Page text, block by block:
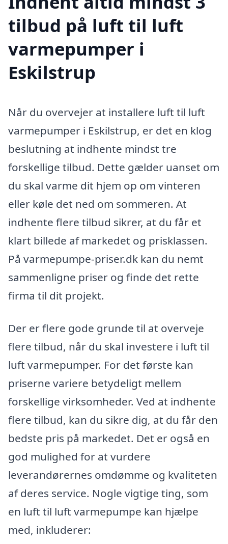
tilbud på luft til luft
varmepumper i
Eskilstrup
Når du overvejer at installere luft til luft
varmepumper i Eskilstrup, er det en klog
beslutning at indhente mindst tre
forskellige tilbud. Dette gælder uanset om
du skal varme dit hjem op om vinteren
eller køle det ned om sommeren. At
indhente flere tilbud sikrer, at du får et
klart billede af markedet og prisklassen.
På varmepumpe-priser.dk kan du nemt
sammenligne priser og finde det rette
firma til dit projekt.
Der er flere gode grunde til at overveje
flere tilbud, når du skal investere i luft til
luft varmepumper. For det første kan
priserne variere betydeligt mellem
forskellige virksomheder. Ved at indhente
flere tilbud, kan du sikre dig, at du får den
bedste pris på markedet. Det er også en
god mulighed for at vurdere
leverandørernes omdømme og kvaliteten
af deres service. Nogle vigtige ting, som
en luft til luft varmepumpe kan hjælpe
med, inkluderer: